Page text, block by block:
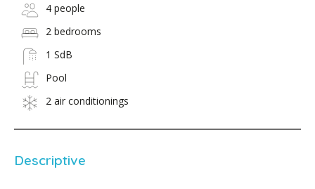
4 people
2 bedrooms
1 SdB
Pool
2 air conditionings
Descriptive